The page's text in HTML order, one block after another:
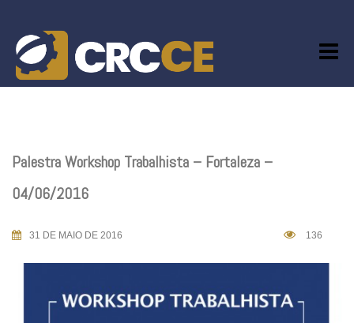
content
Palestra Workshop Trabalhista – Fortaleza –
04/06/2016
31 DE MAIO DE 2016 136